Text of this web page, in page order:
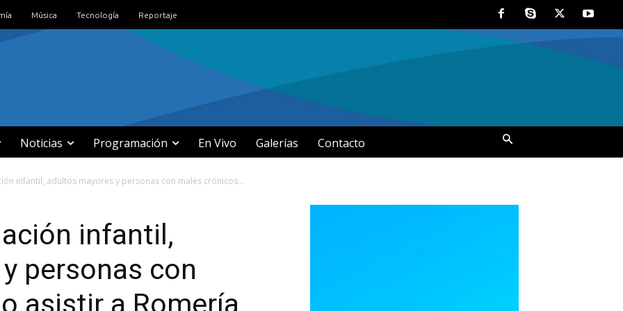
Música Tecnología Reportaje
Noticias Programación En Vivo Galerías Contacto
infantil, adultos mayores y personas con males crónicos...
infantil,
personas con
asistir a Romería